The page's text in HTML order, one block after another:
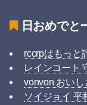
日おめでと
rccrpはもっと
レインコート
vonvon おいし
ソイジョイ 平